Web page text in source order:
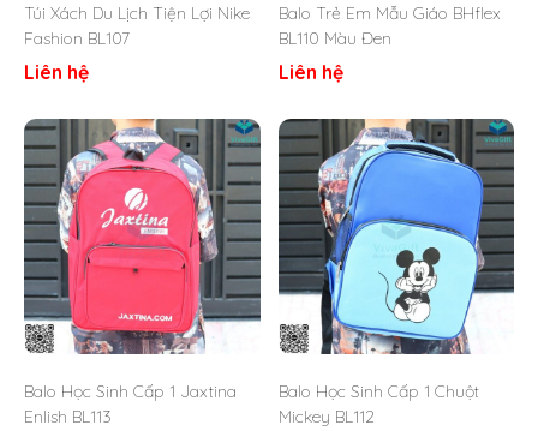
lấy nhanh mà không cần mở balo.
Dây đeo đệm êm ái: Quai đeo có lớp mút dày, giúp
giảm áp lực lên vai, tạo cảm giác dễ chịu và thoải mái
Quai xách chắc chắn: Thiết kế tiện lợi, dễ dàng cầm
tay hoặc treo balo khi không sử dụng.
Túi Xách Du Lịch Tiện Lợi Nike
Fashion BL107
Liên hệ
Balo Trẻ Em Mẫu Giáo BHflex
BL110 Màu Đen
Liên hệ
Balo Học Sinh Cấp 1 Jaxtina
Enlish BL113
Balo Học Sinh Cấp 1 Chuột
Mickey BL112